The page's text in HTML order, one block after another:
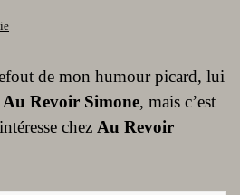
de mon humour picard, lui
Au Revoir Simone, mais c’est
chez Au Revoir